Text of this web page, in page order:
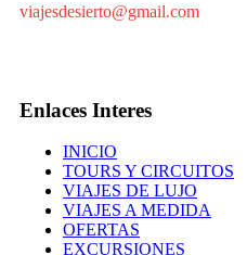
viajesdesierto@gmail.com
Enlaces Interes
INICIO
TOURS Y CIRCUITOS
VIAJES DE LUJO
VIAJES A MEDIDA
OFERTAS
EXCURSIONES